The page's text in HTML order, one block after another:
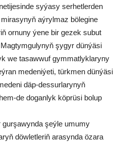
syýasy serhetlerden
aýrylmaz bölegine
ornuny ýene bir gezek subut
şygyr dünýäsi
we tasawwuf gymmatlyklaryny
medeniýeti, türkmen dünýäsi
däp-dessurlarynyň
de doganlyk köprüsi bolup
gurşawynda şeýle umumy
döwletleriň arasynda özara